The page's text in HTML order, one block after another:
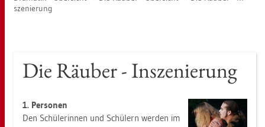
sze­nie­rung
Die Räu­ber - In­sze­nie­rung
1. Per­so­nen
Den Schü­le­rin­nen und Schü­lern wer­den im